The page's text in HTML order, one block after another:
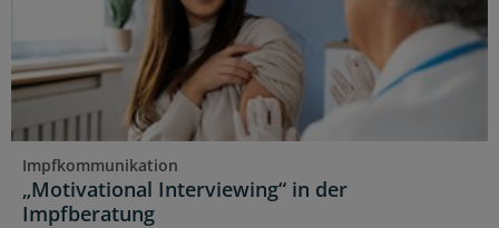
Impfkommunikation
„Motivational Interviewing“ in der
Impfberatung